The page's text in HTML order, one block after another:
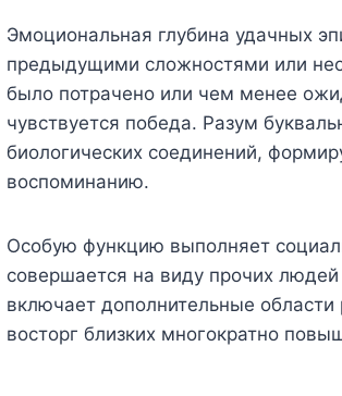
Эмоциональная глубина удачных
предыдущими сложностями или
было потрачено или чем менее
чувствуется победа. Разум
биологических соединений,
воспоминанию.
Особую функцию выполняет
совершается на виду прочих
включает дополнительные
восторг близких многократно